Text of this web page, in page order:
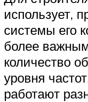
использует,
системы его
более
количество
уровня
работают